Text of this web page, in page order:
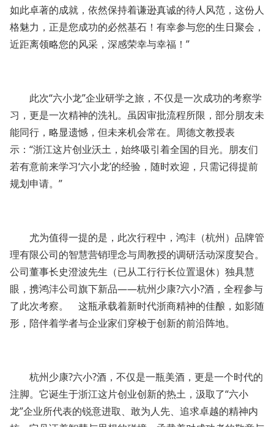
如此卓著的成就，依然保持着谦逊真诚的待人风范，这份人
格魅力，正是您成功的必然基石！有幸参与您的生日聚会，
近距离领略您的风采，深感荣幸与幸福！”
此次“六小龙”企业研学之旅，不仅是一次成功的考察学
习，更是一次精神的洗礼。虽因审批流程所限，部分朋友未
能同行，略显遗憾，但未来机会常在。周德文教授表
示：“浙江这片创业沃土，始终吸引着全国的目光。朋友们
若有意前来学习‘六小龙’的经验，随时欢迎，只需记得提前
规划申请。”
尤为值得一提的是，此次行程中，鸿沣（杭州）品牌管
理有限公司的智慧营销理念与周教授的调研活动深度契合。
公司董事长史澄波先生（已从工行行长位置退休）独具慧
眼，携鸿沣公司旗下新品——杭州少康?六小?酒，全程参与
了此次考察。 这瓶承载着新时代浙商精神的佳酿，如影随
形，陪伴着学者与企业家们穿梭于创新的前沿阵地。
杭州少康?六小?酒，不仅是一瓶美酒，更是一个时代的
注脚。它诞生于浙江这片创业创新的热土，汲取了“六小
龙”企业所代表的锐意进取、敢为人先、追求卓越的精神内